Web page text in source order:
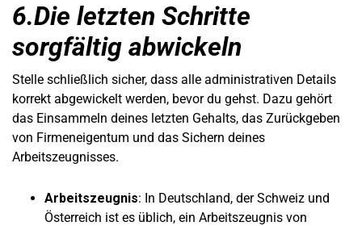
6.Die letzten Schritte
sorgfältig abwickeln
Stelle schließlich sicher, dass alle administrativen Details
korrekt abgewickelt werden, bevor du gehst. Dazu gehört
das Einsammeln deines letzten Gehalts, das Zurückgeben
von Firmeneigentum und das Sichern deines
Arbeitszeugnisses.
Arbeitszeugnis: In Deutschland, der Schweiz und
Österreich ist es üblich, ein Arbeitszeugnis von